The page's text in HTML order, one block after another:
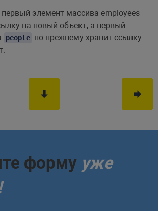
элемент массива employees
на новый объект, а первый
people по прежнему хранит ссылку
форму уже